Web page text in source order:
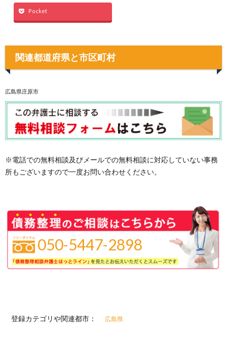
Pocket
関連都道府県と市区町村
広島県庄原市
※電話での無料相談及びメールでの無料相談に対応していない事務
所もございますので一度お問い合わせください。
050-5447-2898
登録カテゴリや関連都市： 広島県